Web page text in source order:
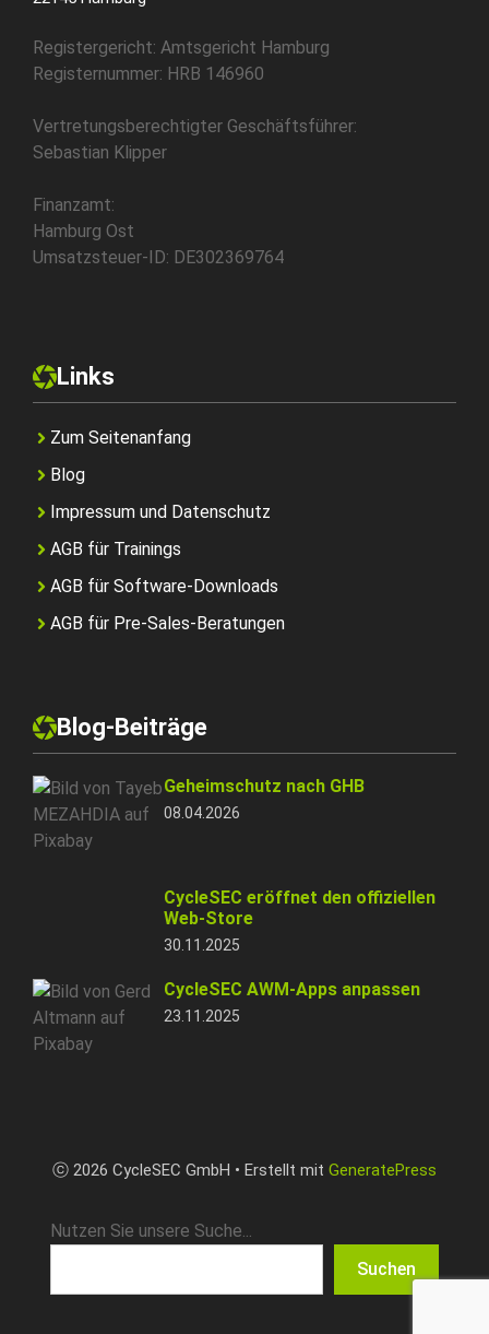
Registergericht: Amtsgericht Hamburg
Registernummer: HRB 146960
Vertretungsberechtigter Geschäftsführer:
Sebastian Klipper
Finanzamt:
Hamburg Ost
Umsatzsteuer-ID: DE302369764
Links
Zum Seitenanfang
Blog
Impressum und Datenschutz
AGB für Trainings
AGB für Software-Downloads
AGB für Pre-Sales-Beratungen
Blog-Beiträge
Geheimschutz nach GHB
08.04.2026
CycleSEC eröffnet den offiziellen
Web-Store
30.11.2025
CycleSEC AWM-Apps anpassen
23.11.2025
ⓒ 2026 CycleSEC GmbH • Erstellt mit GeneratePress
Nutzen Sie unsere Suche...
Suchen